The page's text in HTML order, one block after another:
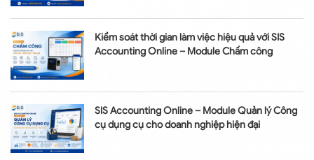
Kiểm soát thời gian làm việc hiệu quả với SIS
Accounting Online – Module Chấm công
SIS Accounting Online – Module Quản lý Công
cụ dụng cụ cho doanh nghiệp hiện đại